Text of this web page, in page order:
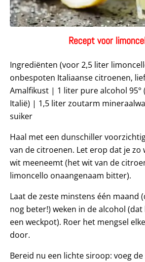
Recept voor
Ingrediënten (voor 2,5 liter
onbespoten Italiaanse citroenen,
Amalfikust | 1 liter pure alcohol 95°
Italië) | 1,5 liter zoutarm
suiker
Haal met een dunschiller
van de citroenen. Let erop dat je zo
wit meeneemt (het wit van de
limoncello onaangenaam bitter).
Laat de zeste minstens één maand
nog beter!) weken in de alcohol
een weckpot). Roer het mengsel
door.
Bereid nu een lichte siroop: voeg